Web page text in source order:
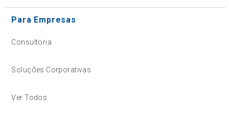
Para Empresas
Consultoria
Soluções Corporativas
Ver Todos